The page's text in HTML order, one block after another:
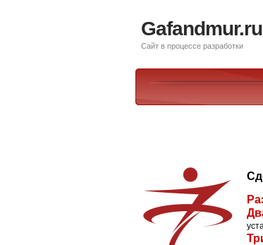
Gafandmur.ru
Сайт в процессе разработки